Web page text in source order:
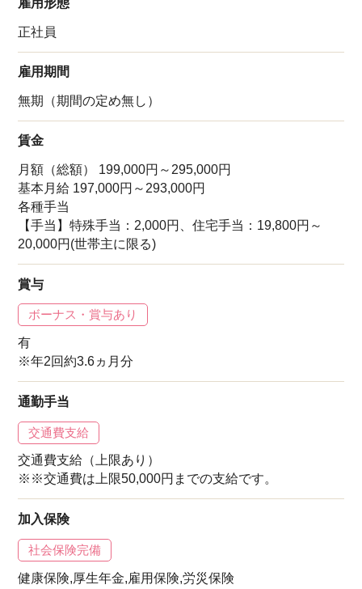
雇用形態
正社員
雇用期間
無期（期間の定め無し）
賃金
月額（総額） 199,000円～295,000円
基本月給 197,000円～293,000円
各種手当
【手当】特殊手当：2,000円、住宅手当：19,800円～
20,000円(世帯主に限る)
賞与
ボーナス・賞与あり
有
※年2回約3.6ヵ月分
通勤手当
交通費支給
交通費支給（上限あり）
※※交通費は上限50,000円までの支給です。
加入保険
社会保険完備
健康保険,厚生年金,雇用保険,労災保険